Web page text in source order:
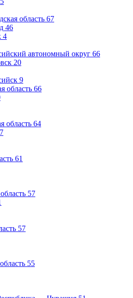
область 67
46
4
автономный округ 66
20
9
область 66
область 64
61
57
57
55